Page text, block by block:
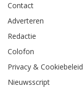
Contact
Adverteren
Redactie
Colofon
Privacy & Cookiebeleid
Nieuwsscript